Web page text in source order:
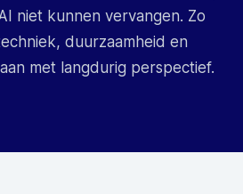
niet kunnen vervangen. Zo
duurzaamheid en
met langdurig perspectief.